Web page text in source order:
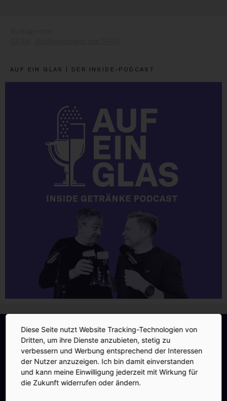
AUF EIN GLAS | DER INSIDE-PODCAST
INSIDE
INSIDE-Newsletter
Jetzt anmelden!
Diese Seite nutzt Website Tracking-Technologien von
Dritten, um ihre Dienste anzubieten, stetig zu
verbessern und Werbung entsprechend der Interessen
der Nutzer anzuzeigen. Ich bin damit einverstanden
und kann meine Einwilligung jederzeit mit Wirkung für
die Zukunft widerrufen oder ändern.